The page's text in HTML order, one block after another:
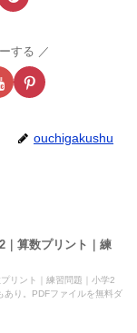
する
ouchigakushu
｜算数プリント｜練
リント｜練習問題｜小学2
あり。PDFファイルを無料ダ